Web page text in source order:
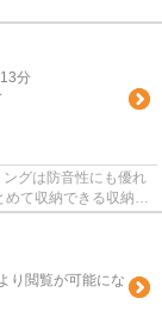
分
グは防音性にも優れ
て収納できる収納棚
り閲覧が可能にな